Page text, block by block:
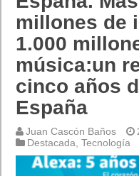
millones de
1.000
música:un
cinco años
España
Juan Cascón Baños
Destacada,Tecnología